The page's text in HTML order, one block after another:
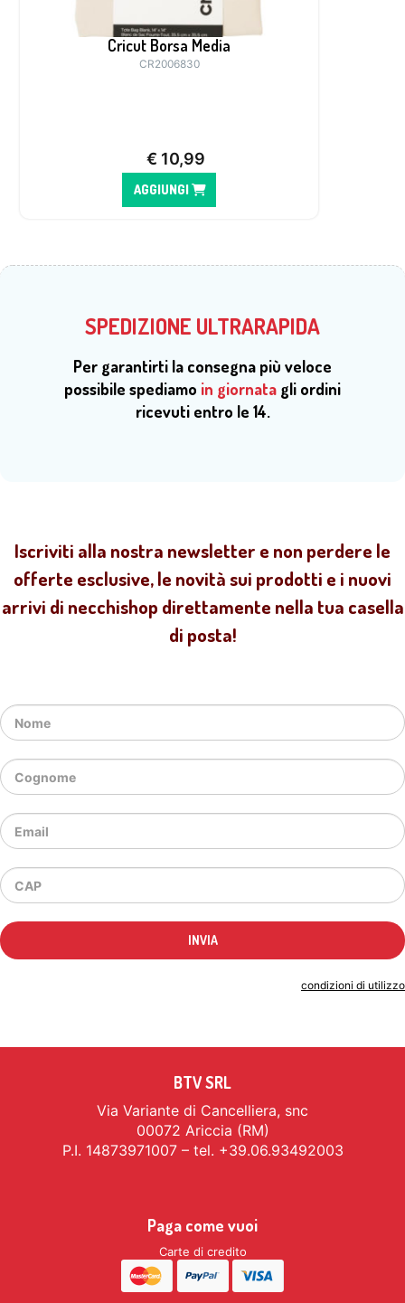
Cricut Borsa Media
CR2006830
€ 10,99
AGGIUNGI
SPEDIZIONE ULTRARAPIDA
Per garantirti la consegna più veloce
possibile spediamo in giornata gli ordini
ricevuti entro le 14.
Iscriviti alla nostra newsletter e non perdere le
offerte esclusive, le novità sui prodotti e i nuovi
arrivi di necchishop direttamente nella tua casella
di posta!
condizioni di utilizzo
BTV SRL
Via Variante di Cancelliera, snc
00072 Ariccia (RM)
P.I. 14873971007 – tel. +39.06.93492003
Paga come vuoi
Carte di credito